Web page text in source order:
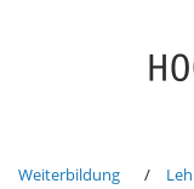
Weiterbildung